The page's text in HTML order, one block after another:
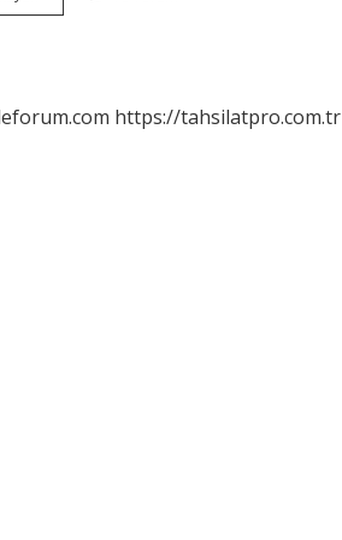
Alerji
https://tahsilatpro.com.tr